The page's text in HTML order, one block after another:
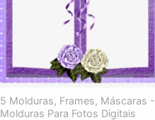
5 Molduras, Frames, Máscaras -
Molduras Para Fotos Digitais